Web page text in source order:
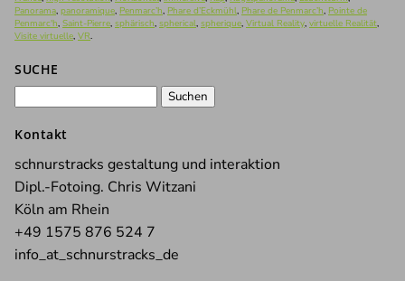
Panorama, panoramique, Penmarc’h, Phare d’Eckmühl, Phare de Penmarc’h, Pointe de
Penmarc'h, Saint-Pierre, sphärisch, spherical, spherique, Virtual Reality, virtuelle Realität,
Visite virtuelle, VR.
SUCHE
Kontakt
schnurstracks gestaltung und interaktion
Dipl.-Fotoing. Chris Witzani
Köln am Rhein
+49 1575 876 524 7
info_at_schnurstracks_de